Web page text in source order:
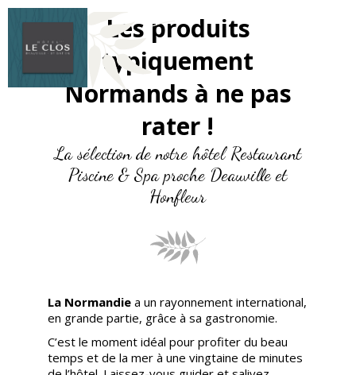
Les produits
typiquement
Normands à ne pas
rater !
La sélection de notre hôtel Restaurant
Piscine & Spa proche Deauville et
Honfleur
La Normandiea un rayonnement international,
en grande partie, grâce à sa gastronomie.
C’est le moment idéal pour profiter du beau
temps et de la mer à une vingtaine de minutes